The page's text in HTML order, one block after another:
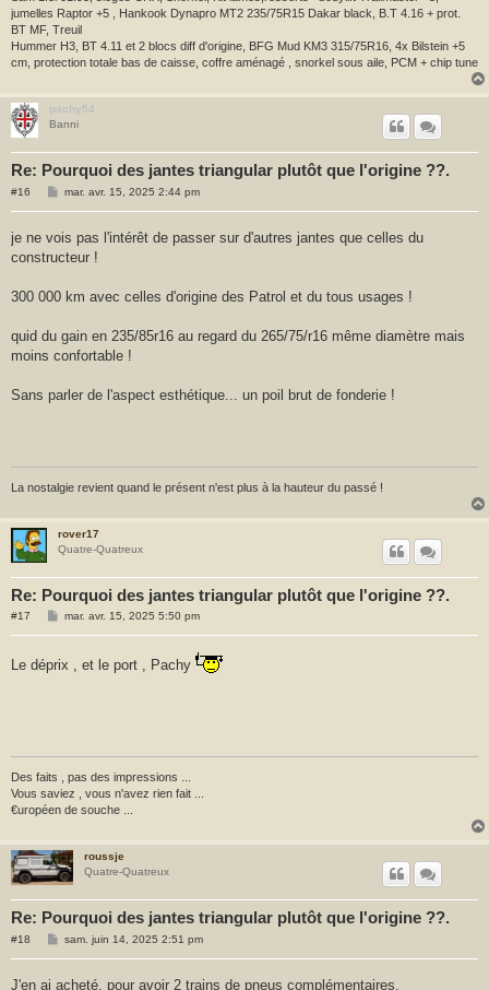
jumelles Raptor +5 , Hankook Dynapro MT2 235/75R15 Dakar black, B.T 4.16 + prot.
BT MF, Treuil
Hummer H3, BT 4.11 et 2 blocs diff d'origine, BFG Mud KM3 315/75R16, 4x Bilstein +5
cm, protection totale bas de caisse, coffre aménagé , snorkel sous aile, PCM + chip tune
pachy54
Banni
Re: Pourquoi des jantes triangular plutôt que l'origine ??.
#16
M
s
a
g
mar. avr. 15, 2025 2:44 pm
je ne vois pas l'intérêt de passer sur d'autres jantes que celles du
constructeur !
300 000 km avec celles d'origine des Patrol et du tous usages !
quid du gain en 235/85r16 au regard du 265/75/r16 même diamètre mais
moins confortable !
Sans parler de l'aspect esthétique... un poil brut de fonderie !
La nostalgie revient quand le présent n'est plus à la hauteur du passé !
rover17
Quatre-Quatreux
Re: Pourquoi des jantes triangular plutôt que l'origine ??.
#17
M
a
mar. avr. 15, 2025 5:50 pm
Le déprix , et le port , Pachy
Des faits , pas des impressions ...
Vous saviez , vous n'avez rien fait ...
€uropéen de souche ...
roussje
Quatre-Quatreux
Re: Pourquoi des jantes triangular plutôt que l'origine ??.
#18
Msam. juin 14, 2025 2:51 pm
J'en ai acheté, pour avoir 2 trains de pneus complémentaires.